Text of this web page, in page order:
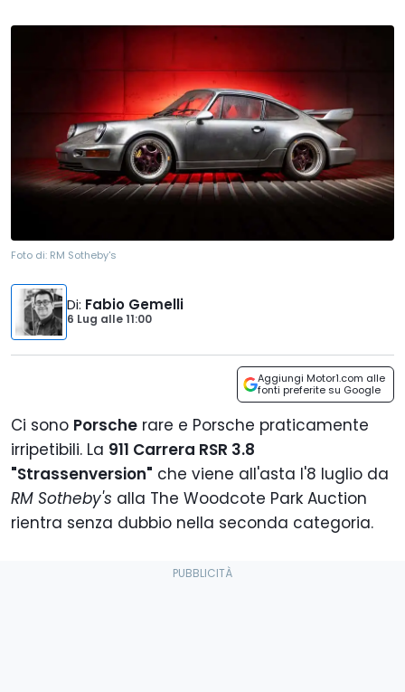
Foto di: RM Sotheby's
Di: Fabio Gemelli
6 Lug alle11:00
Aggiungi Motor1.com alle
fonti preferite su Google
Ci sono Porsche rare e Porsche praticamente
irripetibili. La 911 Carrera RSR 3.8
"Strassenversion" che viene all'asta l'8 luglio da
RM Sotheby's alla The Woodcote Park Auction
rientra senza dubbio nella seconda categoria.